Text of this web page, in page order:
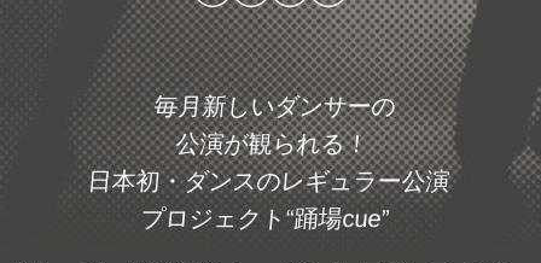
毎月新しいダンサーの
公演が観られる！
日本初・ダンスのレギュラー公演
プロジェクト“踊場cue”